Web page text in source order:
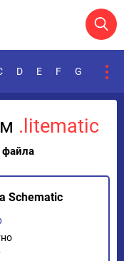
D E F G
.litematic
файла
Schematic